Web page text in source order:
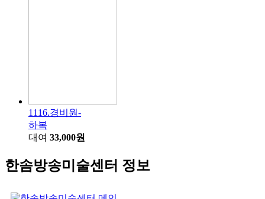
1116.경비원-
하복
대여 33,000원
한솜방송미술센터 정보